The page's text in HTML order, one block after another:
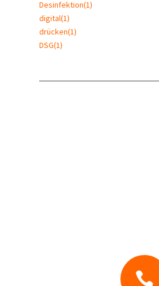
Desinfektion(1)
digital(1)
drücken(1)
DSG(1)
